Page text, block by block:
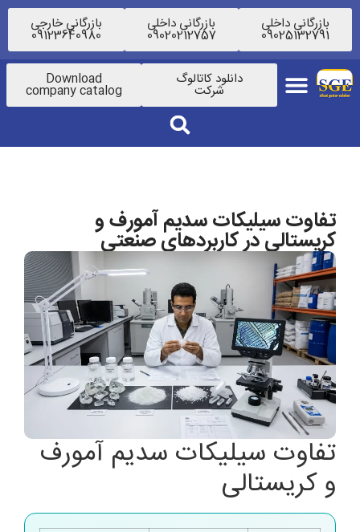
بازرگانی داخلی
09025132791
بازرگانی داخلی
09020212757
بازرگانی خارجی
09123640980
دانلود کاتالوگ
شرکت
Download
company catalog
تفاوت سیلیکات سدیم آمورف و
کریستالی در کاربردهای صنعتی
تفاوت سیلیکات سدیم آمورف
و کریستالی